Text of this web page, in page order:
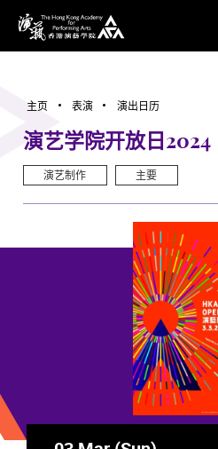
香港演艺学院
主页 表演 演出日历
演艺学院开放日2024
演艺制作 主要